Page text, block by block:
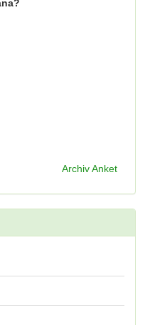
Archiv Anket